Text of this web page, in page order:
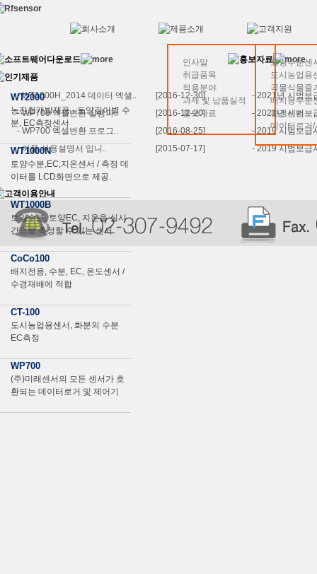
인사말
취급품목
적용분야
과제 및 납품실적
홍보자료
토양수분센
도시농업용
곡물식물줄
배지용수분
환경센서
데이터로거/
WT2000
농진청개발제품 - 토양깊이별 수
분, EC측정센서
WT1000N
토양수분,EC,지온센서 / 측정 데
이터를 LCD화면으로 제공.
WT1000B
토양수분, 토양EC, 지온을 실시
간으로 측정할 수 있는 센서
CoCo100
배지전용, 수분, EC, 온도센서 /
수경재배에 적합
CT-100
도시농업용센서, 화분의 수분
EC측정
WP700
(주)미래센서의 모든 센서가 호
환되는 데이터로거 및 제어기
- WT1000H_2014 데이터 엑셀..
[2016-12-30]
- WP700 엑셀변환 실행파..
[2016-12-20]
- WP700 엑셀변환 프로그..
[2016-08-25]
- 어플 사용설명서 입니..
[2015-07-17]
- 2021년 시범보
- 2021년 시범보
- 2019 시범보급
- 2019 시범보급